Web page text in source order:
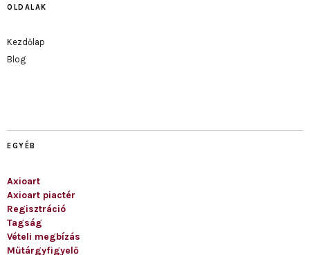
OLDALAK
Kezdőlap
Blog
EGYÉB
Axioart
Axioart piactér
Regisztráció
Tagság
Vételi megbízás
Műtárgyfigyelő